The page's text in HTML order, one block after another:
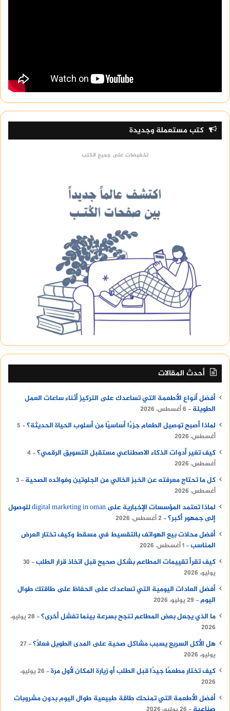
كتب مستعملة وجديدة
تخفيضات على جميع الكتب
أحدث المقالات
أفضل أنواع الأطعمة التي تساعدك على التركيز أثناء ساعات العمل
الطويلة
6 أغسطس، 2026
لماذا أصبح توصيل الطعام جزءًا أساسيًا من أسلوب الحياة الحديثة؟
5
أغسطس، 2026
كيف تغير أدوات الذكاء الاصطناعي مستقبل التسويق الرقمي؟ 4
أغسطس، 2026
كل ما تحتاج معرفته عن الخبز الخالي من الجلوتين وفوائده الصحية
3
أغسطس، 2026
لماذا تعتمد المؤسسات الإخبارية على digital marketing in oman للوصول
إلى جمهور أكبر؟ 2 أغسطس، 2026
أفضل محلات بيع الهواتف بالتقسيط في مسقط وكيف تختار العرض
المناسب 1 أغسطس، 2026
كيف تقرأ تقييمات المطاعم بشكل صحيح قبل اتخاذ قرار الطلب
30
يوليو، 2026
أفضل العادات اليومية التي تساعدك على الحفاظ على طاقتك طوال
اليوم
29 يوليو، 2026
ما الذي يجعل بعض المطاعم تنجح بسرعة بينما تفشل أخرى؟
28 يوليو،
2026
هل الأكل السريع يسبب مشاكل صحية على المدى الطويل فعلًا؟ 27
يوليو، 2026
كيف تختار مطعمًا جيدًا قبل الطلب أو زيارة المكان لأول مرة
26 يوليو،
2026
أفضل الأطعمة التي تمنحك طاقة طبيعية طوال اليوم بدون مشروبات